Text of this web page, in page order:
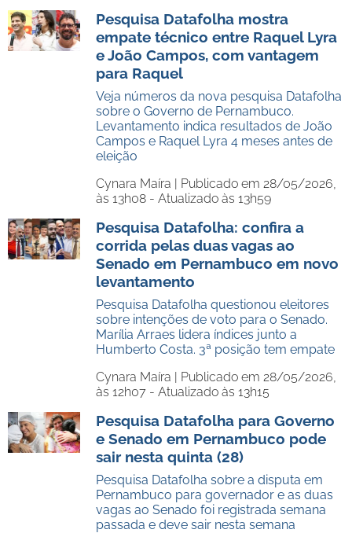
Pesquisa Datafolha mostra
empate técnico entre Raquel Lyra
e João Campos, com vantagem
para Raquel
Veja números da nova pesquisa Datafolha
sobre o Governo de Pernambuco.
Levantamento indica resultados de João
Campos e Raquel Lyra 4 meses antes de
eleição
Cynara Maíra | Publicado em 28/05/2026,
às 13h08 - Atualizado às 13h59
Pesquisa Datafolha: confira a
corrida pelas duas vagas ao
Senado em Pernambuco em novo
levantamento
Pesquisa Datafolha questionou eleitores
sobre intenções de voto para o Senado.
Marília Arraes lidera índices junto a
Humberto Costa. 3ª posição tem empate
Cynara Maíra | Publicado em 28/05/2026,
às 12h07 - Atualizado às 13h15
Pesquisa Datafolha para Governo
e Senado em Pernambuco pode
sair nesta quinta (28)
Pesquisa Datafolha sobre a disputa em
Pernambuco para governador e as duas
vagas ao Senado foi registrada semana
passada e deve sair nesta semana